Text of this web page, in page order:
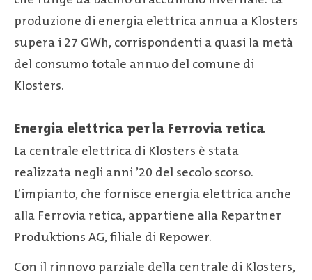
produzione di energia elettrica annua a Klosters
supera i 27 GWh, corrispondenti a quasi la metà
del consumo totale annuo del comune di
Klosters.
Energia elettrica per la Ferrovia retica
La centrale elettrica di Klosters è stata
realizzata negli anni ’20 del secolo scorso.
L’impianto, che fornisce energia elettrica anche
alla Ferrovia retica, appartiene alla Repartner
Produktions AG, filiale di Repower.
Con il rinnovo parziale della centrale di Klosters,